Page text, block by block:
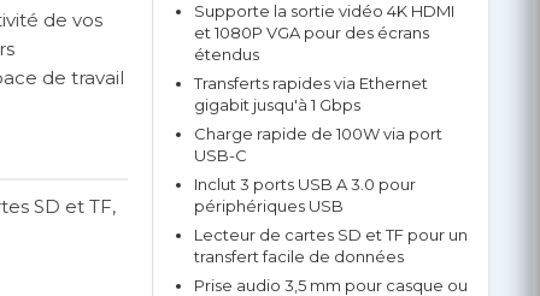
de vos
de travail
SD et TF,
Supporte la sortie vidéo 4K HDMI
et 1080P VGA pour des écrans
étendus
Transferts rapides via Ethernet
gigabit jusqu'à 1 Gbps
Charge rapide de 100W via port
USB-C
Inclut 3 ports USB A 3.0 pour
périphériques USB
Lecteur de cartes SD et TF pour un
transfert facile de données
Prise audio 3,5 mm pour casque ou